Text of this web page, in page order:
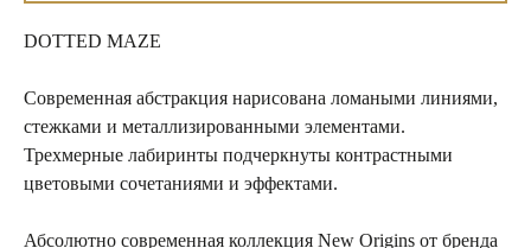
DOTTED MAZE
Современная абстракция нарисована ломаными линиями,
стежками и металлизированными элементами.
Трехмерные лабиринты подчеркнуты контрастными
цветовыми сочетаниями и эффектами.
Абсолютно современная коллекция New Origins от бренда